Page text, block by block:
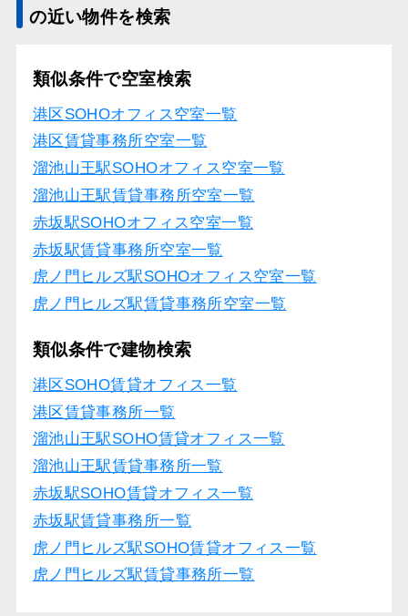
の近い物件を検索
類似条件で空室検索
港区SOHOオフィス空室一覧
港区賃貸事務所空室一覧
溜池山王駅SOHOオフィス空室一覧
溜池山王駅賃貸事務所空室一覧
赤坂駅SOHOオフィス空室一覧
赤坂駅賃貸事務所空室一覧
虎ノ門ヒルズ駅SOHOオフィス空室一覧
虎ノ門ヒルズ駅賃貸事務所空室一覧
類似条件で建物検索
港区SOHO賃貸オフィス一覧
港区賃貸事務所一覧
溜池山王駅SOHO賃貸オフィス一覧
溜池山王駅賃貸事務所一覧
赤坂駅SOHO賃貸オフィス一覧
赤坂駅賃貸事務所一覧
虎ノ門ヒルズ駅SOHO賃貸オフィス一覧
虎ノ門ヒルズ駅賃貸事務所一覧